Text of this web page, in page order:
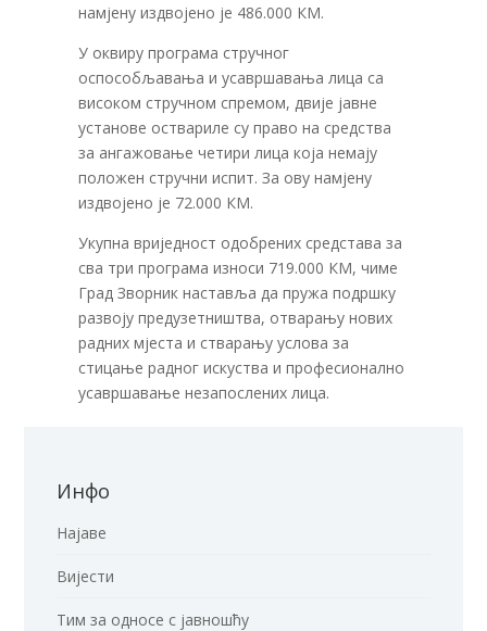
намјену издвојено је 486.000 КМ.
У оквиру програма стручног
оспособљавања и усавршавања лица са
високом стручном спремом, двије јавне
установе оствариле су право на средства
за ангажовање четири лица која немају
положен стручни испит. За ову намјену
издвојено је 72.000 КМ.
Укупна вриједност одобрених средстава за
сва три програма износи 719.000 КМ, чиме
Град Зворник наставља да пружа подршку
развоју предузетништва, отварању нових
радних мјеста и стварању услова за
стицање радног искуства и професионално
усавршавање незапослених лица.
Инфо
Најаве
Вијести
Тим за односе с јавношћу